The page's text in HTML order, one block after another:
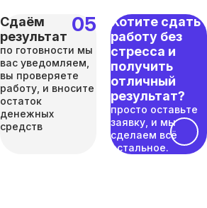
Сдаём
результат
по готовности мы
вас уведомляем,
вы проверяете
работу, и вносите
остаток
денежных
средств
Хотите сдать
работу без
стресса и
получить
отличный
результат?
просто оставьте
заявку, и мы
сделаем всё
остальное.